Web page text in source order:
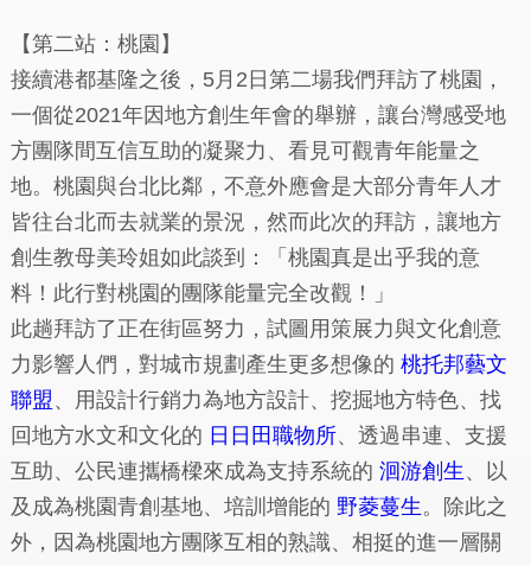
【第二站：桃園】
接續港都基隆之後，5月2日第二場我們拜訪了桃園，
一個從2021年因地方創生年會的舉辦，讓台灣感受地
方團隊間互信互助的凝聚力、看見可觀青年能量之
地。桃園與台北比鄰，不意外應會是大部分青年人才
皆往台北而去就業的景況，然而此次的拜訪，讓地方
創生教母美玲姐如此談到：「桃園真是出乎我的意
料！此行對桃園的團隊能量完全改觀！」
此趟拜訪了正在街區努力，試圖用策展力與文化創意
力影響人們，對城市規劃產生更多想像的 桃托邦藝文
聯盟 、用設計行銷力為地方設計、挖掘地方特色、找
回地方水文和文化的 日日田職物所、透過串連、支援
互助、公民連攜橋樑來成為支持系統的 洄游創生 、以
及成為桃園青創基地、培訓增能的 野菱蔓生 。除此之
外，因為桃園地方團隊互相的熟識、相挺的進一層關